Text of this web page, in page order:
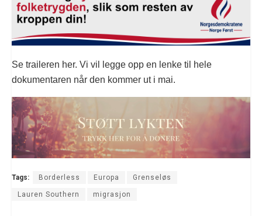
Se traileren her. Vi vil legge opp en lenke til hele
dokumentaren når den kommer ut i mai.
Tags: Borderless Europa Grenseløs
Lauren Southern migrasjon